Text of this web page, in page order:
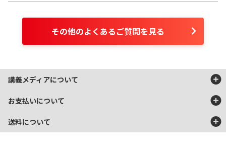
れませんのでご注意ください。
DVDはバリューセットのDVDオプションのみに付
属します。
その他のよくあるご質問を見る
講義メディアについて
DVD教材・動作環境についてのご注意点
弊社のDVD教材は、家庭用再生プレイヤーでの再生を目的として製作
お支払いについて
以下のお支払方法がご利用いただけます。
送料について